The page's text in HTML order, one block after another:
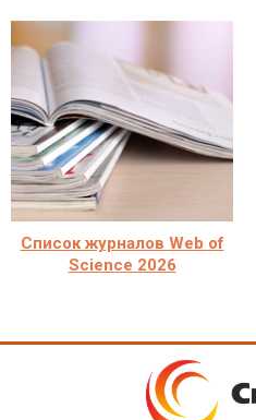
Список журналов Web of
Science 2026